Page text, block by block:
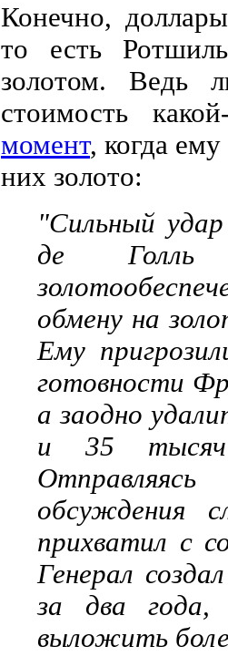
Конечно,
то есть
золотом. Ведь
стоимость
момент, когда
них золото:
"Сильный
де Голль
обмену на
Ему
готовности
а заодно
и 35 тысяч
обсуждения
прихватил с
Генерал
за два
выложить